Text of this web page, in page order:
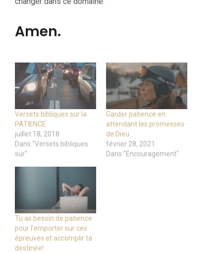
Amen.
Versets bibliques sur la
PATIENCE.
juillet 18, 2018
Dans "Versets bibliques
sur"
Garder patience en
attendant les promesses
de Dieu.
février 28, 2021
Dans "Encouragement"
Tu as besoin de patience
pour l’emporter sur ces
épreuves et accomplir ta
destinée!